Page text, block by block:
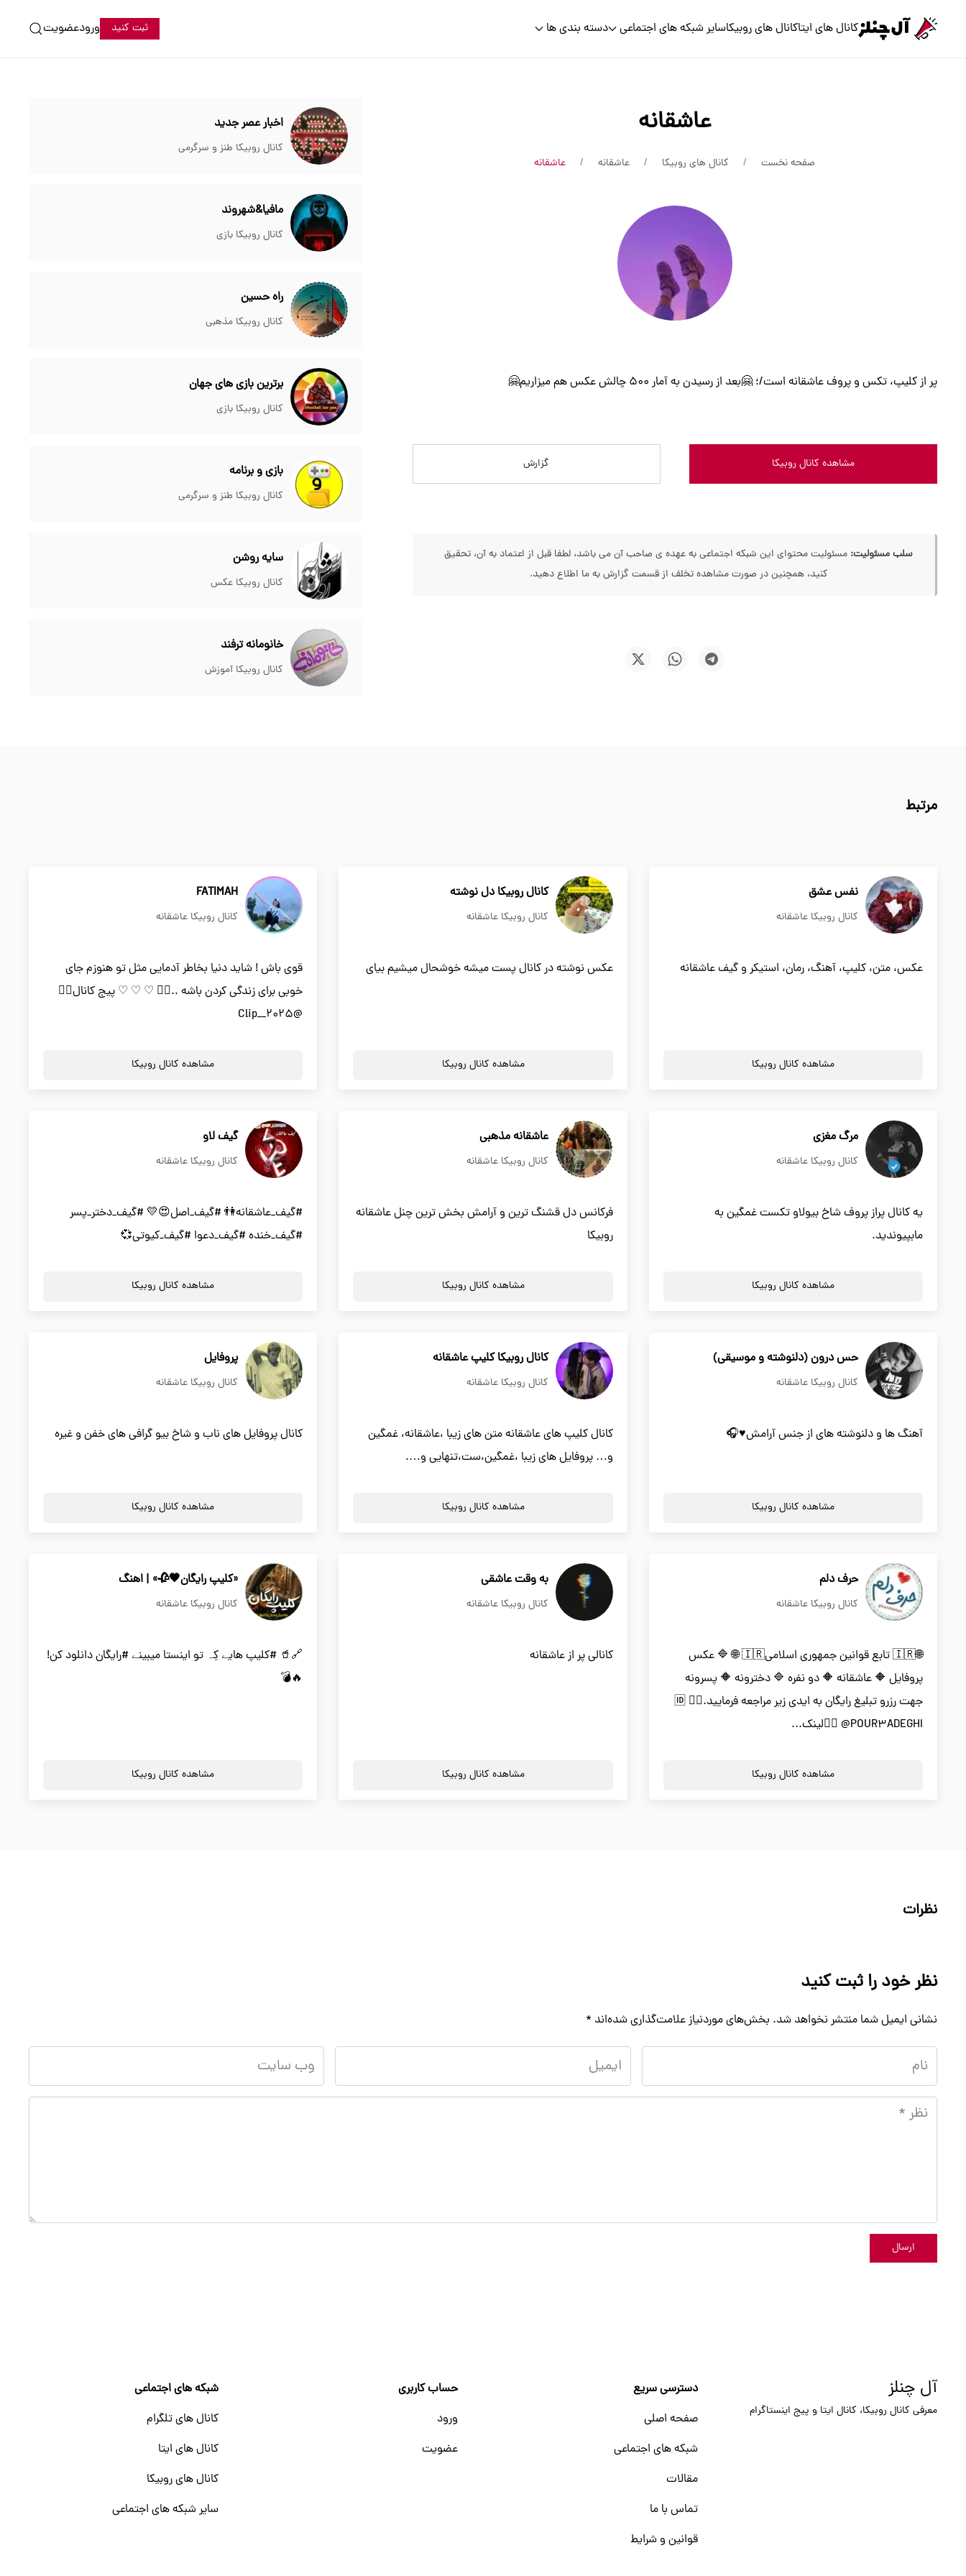
کانال های ایتاکانال های روبیکاسایر شبکه های اجتماعی دسته بندی ها ثبت کنید ورودعضویت
عاشقانه
صفحه نخست کانال های روبیکا عاشقانه عاشقانه
پر از کلیپ، تکس و پروف عاشقانه است/؛ 🤗بعد از رسیدن به آمار 500 چالش عکس هم میزاریم🤗
مشاهده کانال روبیکا گزارش
سلب مسئولیت: مسئولیت محتوای این شبکه اجتماعی به عهده ی صاحب آن می باشد، لطفا قبل از اعتماد به آن، تحقیق
کنید، همچنین در صورت مشاهده تخلف از قسمت گزارش به ما اطلاع دهید.
اخبار عصر جدید
کانال روبیکا طنز و سرگرمی
مافیا&شهروند
کانال روبیکا بازی
راه حسین
کانال روبیکا مذهبی
برترین بازی های جهان
کانال روبیکا بازی
بازی و برنامه
کانال روبیکا طنز و سرگرمی
سایه روشن
کانال روبیکا عکس
خانومانه ترفند
کانال روبیکا آموزش
مرتبط
نفس عشق
کانال روبیکا عاشقانه
عکس، متن، کلیپ، آهنگ، رمان، استیکر و گیف عاشقانه
مشاهده کانال روبیکا
کانال روبیکا دل نوشته
کانال روبیکا عاشقانه
عکس نوشته در کانال پست میشه خوشحال میشیم بیای
مشاهده کانال روبیکا
FATIMAH
کانال روبیکا عاشقانه
قوی باش ! شاید دنیا بخاطر آدمایی مثل تو هنوزم جای
خوبی برای زندگی کردن باشه ..✌🏻 ♡ ♡ ♡ پیج کانال👇🏻
@Clip__2025
مشاهده کانال روبیکا
مرگ مغزی
کانال روبیکا عاشقانه
یه کانال پراز پروف شاخ بیولاو تکست غمگین به
مابپیوندید.
مشاهده کانال روبیکا
عاشقانه مذهبی
کانال روبیکا عاشقانه
فرکانس دل قشنگ ترین و آرامش بخش ترین چنل عاشقانه
روبیکا
مشاهده کانال روبیکا
گیف لاو
کانال روبیکا عاشقانه
#گیف_عاشقانه👫 #گیف_اصل😍💛 #گیف_دختر_پسر
#گیف_خنده #گیف_دعوا #گیف_کیوتی💞
مشاهده کانال روبیکا
حس درون (دلنوشته و موسیقی)
کانال روبیکا عاشقانه
آهنگ ها و دلنوشته های از جنس آرامش♥️🎧
مشاهده کانال روبیکا
کانال روبیکا کلیپ عاشقانه
کانال روبیکا عاشقانه
کانال کلیپ های عاشقانه متن های زیبا ،عاشقانه، غمگین
و… پروفایل های زیبا ،غمگین،ست،تنهایی و….
مشاهده کانال روبیکا
پروفایل
کانال روبیکا عاشقانه
کانال پروفایل های ناب و شاخ بیو گرافی های خفن و غیره
مشاهده کانال روبیکا
حرف دلم
کانال روبیکا عاشقانه
🌐🇮🇷 تابع قوانین جمهوری اسلامی🇮🇷 🌐 🔷 عکس
پروفایل 🔶 عاشقانه 🔶 دو نفره 🔷 دخترونه 🔶 پسرونه
جهت رزرو تبلیغ رایگان به ایدی زیر مراجعه فرمایید.👇🏻 🆔
@POUR3ADEGHI 👇🏻لینک...
مشاهده کانال روبیکا
به وقت عاشقی
کانال روبیکا عاشقانه
کانالی پر از عاشقانه
مشاهده کانال روبیکا
«کلیپ رایگان🖤🥀» | اهنگ
کانال روبیکا عاشقانه
🔗🥤 #کلیپ هایے کِہ تو اینستا میبینے #رایگان دانلود کن!
🔥💣
مشاهده کانال روبیکا
نظرات
نظر خود را ثبت کنید
نشانی ایمیل شما منتشر نخواهد شد. بخش‌های موردنیاز علامت‌گذاری شده‌اند *
ارسال
دسترسی سریع
صفحه اصلی
شبکه های اجتماعی
مقالات
تماس با ما
قوانین و شرایط
حساب کاربری
ورود
عضویت
شبکه های اجتماعی
کانال های تلگرام
کانال های ایتا
کانال های روبیکا
سایر شبکه های اجتماعی
آل چنلز
معرفی کانال روبیکا، کانال ایتا و پیج اینستاگرام